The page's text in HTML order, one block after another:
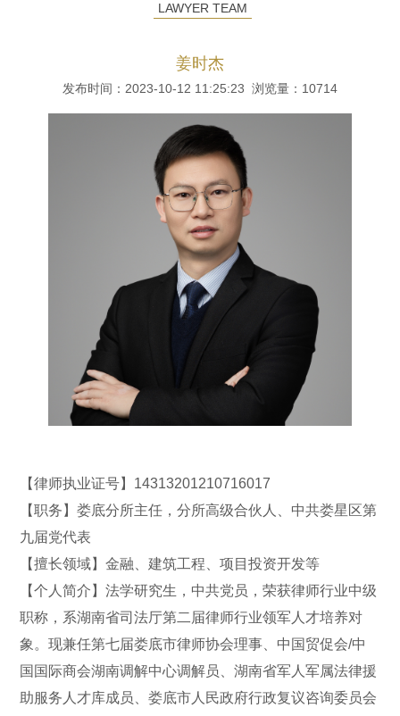
LAWYER TEAM
姜时杰
发布时间：2023-10-12 11:25:23 浏览量： 10714
【律师执业证号】14313201210716017
【职务】娄底分所主任，分所高级合伙人、中共娄星区第
九届党代表
【擅长领域】金融、建筑工程、项目投资开发等
【个人简介】法学研究生，中共党员，荣获律师行业中级
职称，系湖南省司法厅第二届律师行业领军人才培养对
象。现兼任第七届娄底市律师协会理事、中国贸促会/中
国国际商会湖南调解中心调解员、湖南省军人军属法律援
助服务人才库成员、娄底市人民政府行政复议咨询委员会